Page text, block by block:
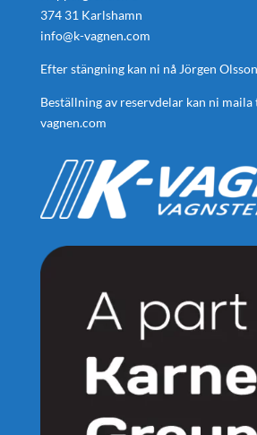
374 31 Karlshamn
info@k-vagnen.com
Efter stängning kan ni nå Jörgen
Beställning av reservdelar kan ni maila
vagnen.com